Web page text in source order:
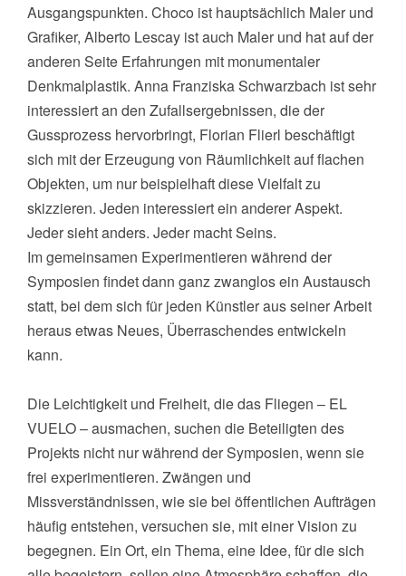
Ausgangspunkten. Choco ist hauptsächlich Maler und
Grafiker, Alberto Lescay ist auch Maler und hat auf der
anderen Seite Erfahrungen mit monumentaler
Denkmalplastik. Anna Franziska Schwarzbach ist sehr
interessiert an den Zufallsergebnissen, die der
Gussprozess hervorbringt, Florian Flierl beschäftigt
sich mit der Erzeugung von Räumlichkeit auf flachen
Objekten, um nur beispielhaft diese Vielfalt zu
skizzieren. Jeden interessiert ein anderer Aspekt.
Jeder sieht anders. Jeder macht Seins.
Im gemeinsamen Experimentieren während der
Symposien findet dann ganz zwanglos ein Austausch
statt, bei dem sich für jeden Künstler aus seiner Arbeit
heraus etwas Neues, Überraschendes entwickeln
kann.
Die Leichtigkeit und Freiheit, die das Fliegen – EL
VUELO – ausmachen, suchen die Beteiligten des
Projekts nicht nur während der Symposien, wenn sie
frei experimentieren. Zwängen und
Missverständnissen, wie sie bei öffentlichen Aufträgen
häufig entstehen, versuchen sie, mit einer Vision zu
begegnen. Ein Ort, ein Thema, eine Idee, für die sich